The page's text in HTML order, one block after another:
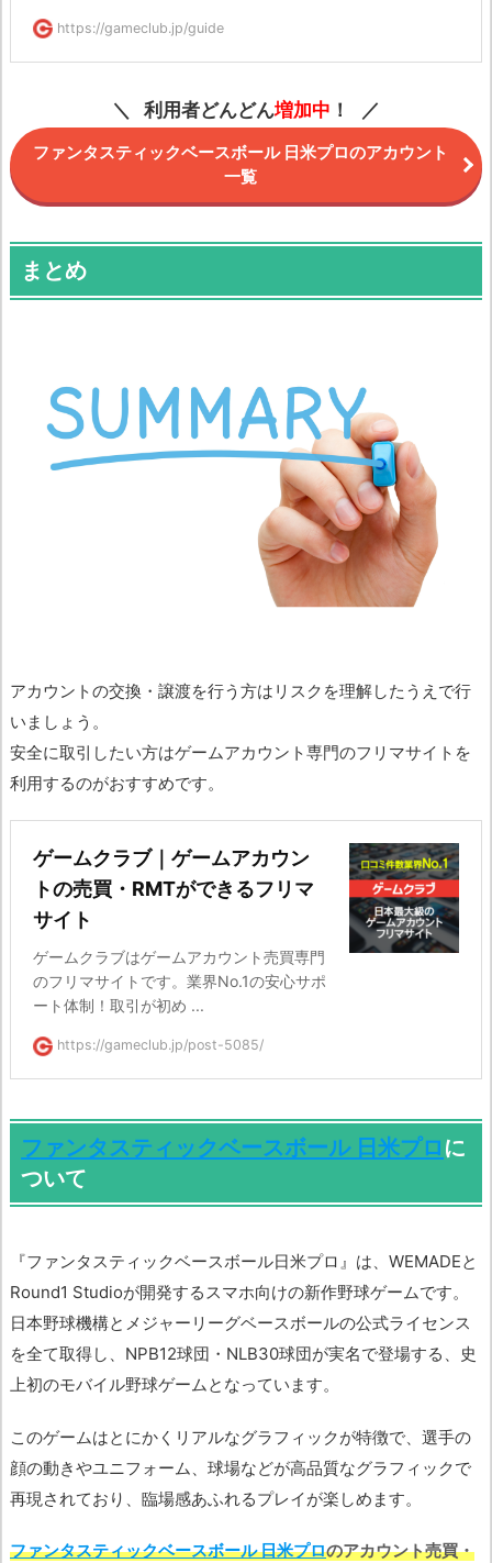
https://gameclub.jp/guide
利用者どんどん増加中 ！
ファンタスティックベースボール 日米プロのアカウント
一覧
まとめ
アカウントの交換・譲渡を行う方はリスクを理解したうえで行
いましょう。
安全に取引したい方はゲームアカウント専門のフリマサイトを
利用するのがおすすめです。
ゲームクラブ｜ゲームアカウン
トの売買・RMTができるフリマ
サイト
ゲームクラブはゲームアカウント売買専門
のフリマサイトです。業界No.1の安心サポ
ート体制！取引が初め ...
https://gameclub.jp/post-5085/
ファンタスティックベースボール 日米プロ に
ついて
『ファンタスティックベースボール日米プロ』は、WEMADEと
Round1 Studioが開発するスマホ向けの新作野球ゲームです。
日本野球機構とメジャーリーグベースボールの公式ライセンス
を全て取得し、NPB12球団・NLB30球団が実名で登場する、史
上初のモバイル野球ゲームとなっています。
このゲームはとにかくリアルなグラフィックが特徴で、選手の
顔の動きやユニフォーム、球場などが高品質なグラフィックで
再現されており、臨場感あふれるプレイが楽しめます。
ファンタスティックベースボール 日米プロのアカウント売買・